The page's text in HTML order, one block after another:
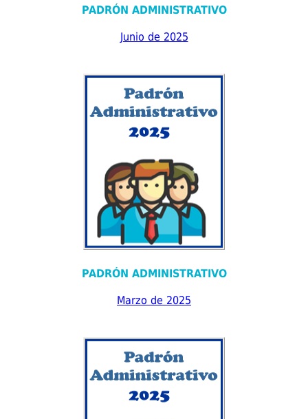
PADRÓN ADMINISTRATIVO
Junio de 2025
PADRÓN ADMINISTRATIVO
Marzo de 2025